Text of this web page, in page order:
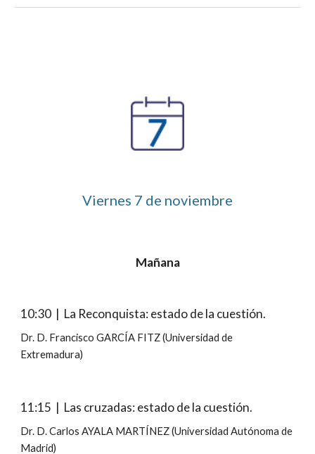
Viernes 7 de noviembre
Mañana
10:30  |  La Reconquista: estado de la cuestión.
Dr. D. Francisco GARCÍA FITZ (Universidad de
Extremadura)
11:15  |  Las cruzadas: estado de la cuestión.
Dr. D. Carlos AYALA MARTÍNEZ (Universidad Autónoma de
Madrid)